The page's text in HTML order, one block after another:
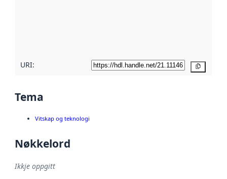
URI:
Tema
Vitskap og teknologi
Nøkkelord
Ikkje oppgitt